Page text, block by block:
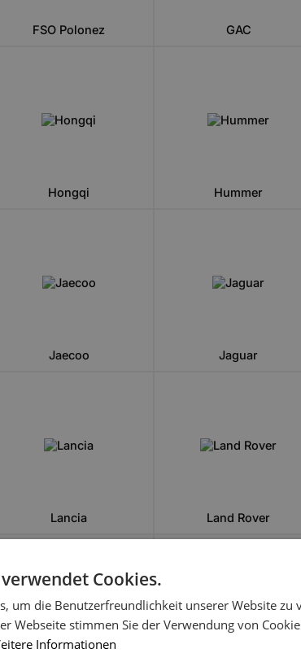
FSO Polonez GAC
Hongqi Hummer
Jaecoo Jaguar
Lancia Land Rover
Cookies.
um die Benutzerfreundlichkeit unserer Website zu
Webseite stimmen Sie der Verwendung von
Informationen